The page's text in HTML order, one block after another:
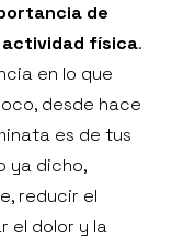
de
actividad física.
en lo que
desde hace
es de tus
ya dicho,
reducir el
el dolor y la